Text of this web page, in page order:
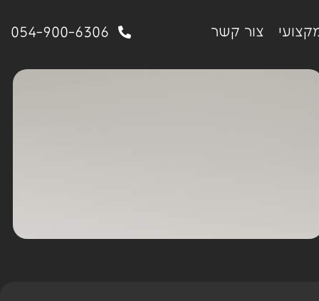
צור קשר 054-900-6306